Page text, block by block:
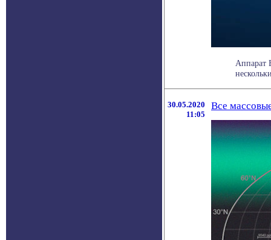
Аппарат
30.05.2020
11:05
Все